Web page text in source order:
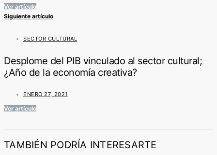
Ver artículo
Siguiente artículo
SECTOR CULTURAL
Desplome del PIB vinculado al sector cultural;
¿Año de la economía creativa?
ENERO 27, 2021
Ver artículo
TAMBIÉN PODRÍA INTERESARTE